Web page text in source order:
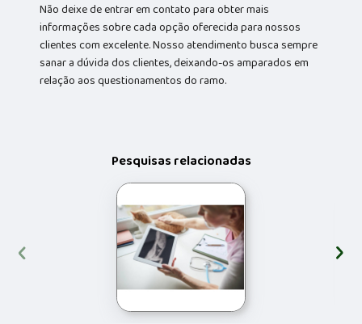
Não deixe de entrar em contato para obter mais
informações sobre cada opção oferecida para nossos
clientes com excelente. Nosso atendimento busca sempre
sanar a dúvida dos clientes, deixando-os amparados em
relação aos questionamentos do ramo.
Pesquisas relacionadas
‹ ›